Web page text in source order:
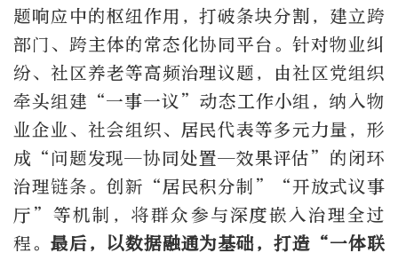
题响应中的枢纽作用，打破条块分割，建立跨
部门、跨主体的常态化协同平台。针对物业纠
纷、社区养老等高频治理议题，由社区党组织
牵头组建“一事一议”动态工作小组，纳入物
业企业、社会组织、居民代表等多元力量，形
成“问题发现—协同处置—效果评估”的闭环
治理链条。创新“居民积分制”“开放式议事
厅”等机制，将群众参与深度嵌入治理全过
程。 最后，以数据融通为基础，打造“一体联